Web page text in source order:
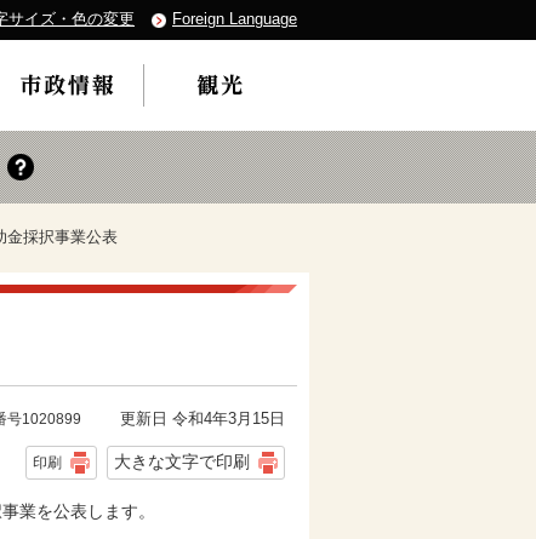
サイズ・色の変更 Foreign Language
金採択事業公表
号1020899 更新日 令和4年3月15日
印刷 大きな文字で印刷
業を公表します。